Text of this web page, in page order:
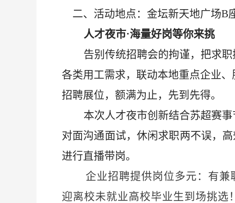
二、 活动地点：金坛新天地广场B
人才夜市·海量好岗等你来挑
告别传统招聘会的拘谨，把求
各类用工需求，联动本地重点企业
招聘展位， 额满为止，先到先得。
本次人才夜市创新结合苏超赛
对面沟通面试，休闲求职两不误，
进行直播带岗。
企业招聘提供岗位多元：有
迎离校未就业高校毕业生到场挑选！